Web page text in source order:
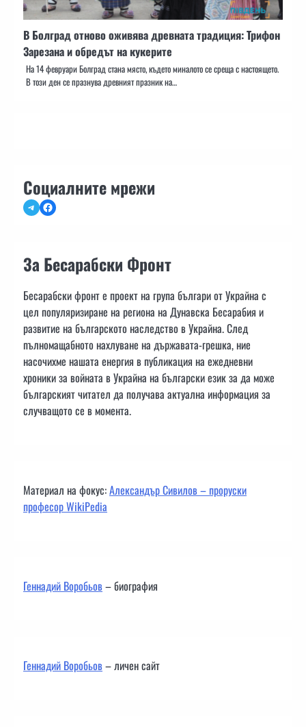
В Болград отново оживява древната традиция: Трифон
Зарезана и обредът на кукерите
На 14 февруари Болград стана място, където миналото се среща с настоящето.
В този ден се празнува древният празник на…
Социалните мрежи
TelegramFacebook
За Бесарабски Фронт
Бесарабски фронт е проект на група българи от Украйна с
цел популяризиране на региона на Дунавска Бесарабия и
развитие на българското наследство в Украйна. След
пълномащабното нахлуване на държавата-грешка, ние
насочихме нашата енергия в публикация на ежедневни
хроники за войната в Украйна на български език за да може
българският читател да получава актуална информация за
случващото се в момента.
Материал на фокус:Александър Сивилов – проруски
професор WikiPedia
Геннадий Воробьов– биография
Геннадий Воробьов– личен сайт